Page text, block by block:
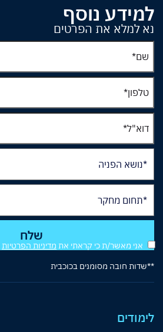
למידע נוסף
נא למלא את הפרטים
אני מאשר/ת כי קראתי את מדיניות הפרטיות
**שדות חובה מסומנים בכוכבית
לימודים